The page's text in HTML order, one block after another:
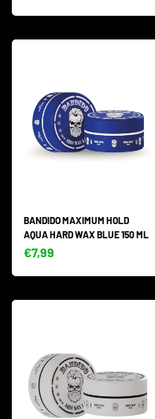
BANDIDO MAXIMUM HOLD
AQUA HARD WAX BLUE 150 ML
€7,99